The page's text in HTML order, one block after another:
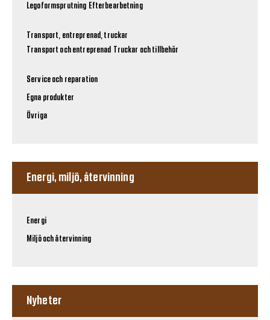
Legoformsprutning Efterbearbetning
Transport, entreprenad, truckar
Transport och entreprenad
Truckar och tillbehör
Service och reparation
Egna produkter
Övriga
Energi, miljö, återvinning
Energi
Miljö och återvinning
Nyheter